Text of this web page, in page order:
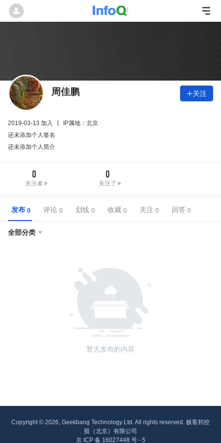
周佳鹏 关注
2019-03-13 加入
IP属地：北京
还未添加个人签名
还未添加个人简介
0
关注者
0
关注了
发布 评论 划线 收藏 关注 回答
全部分类 
暂无发布的内容
Copyright © 2026, Geekbang Technology Ltd. All rights reserved. 极客邦控
股（北京）有限公司
京 ICP 备 16027448 号 - 5